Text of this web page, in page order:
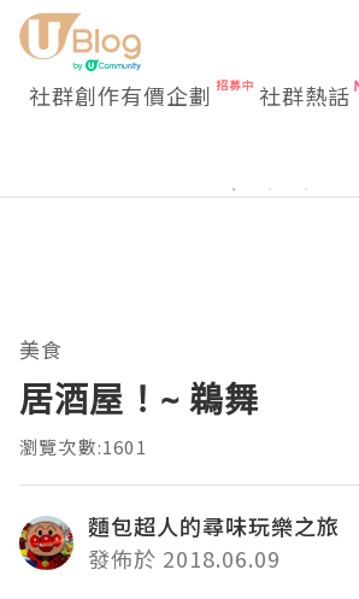
社群創作有價企劃 社群熱話
美食
居酒屋！~ 鵜舞
瀏覽次數:1601
麵包超人的尋味玩樂之旅
發佈於 2018.06.09